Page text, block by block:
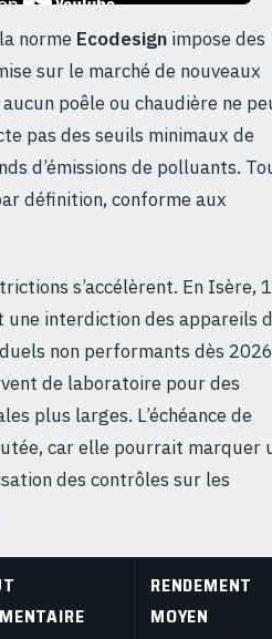
norme Ecodesign impose des
sur le marché de nouveaux
poêle ou chaudière ne
pas des seuils minimaux de
d’émissions de polluants.
définition, conforme aux
s’accélèrent. En Isère,
une interdiction des appareils
non performants dès
de laboratoire pour des
plus larges. L’échéance de
car elle pourrait marquer
des contrôles sur les
RENDEMENT
MOYEN